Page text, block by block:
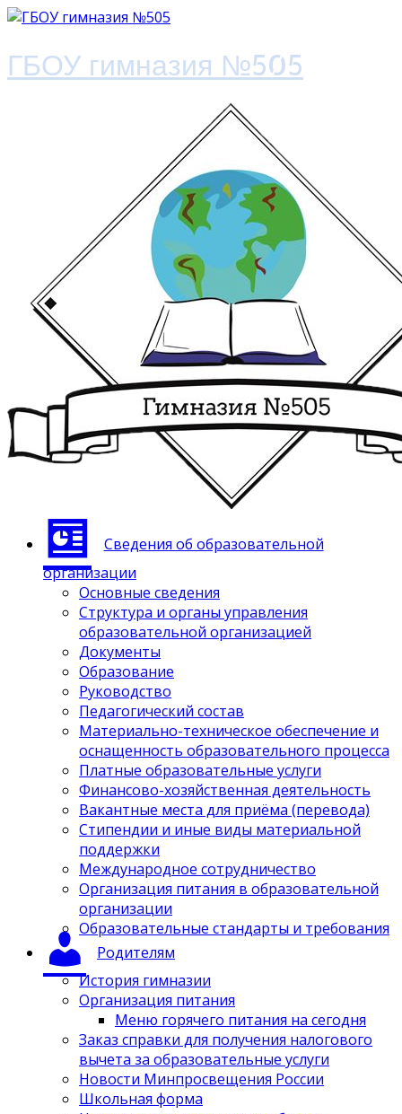
ГБОУ гимназия №505
Сведения об образовательной
организации
Основные сведения
Структура и органы управления
образовательной организацией
Документы
Образование
Руководство
Педагогический состав
Материально-техническое обеспечение и
оснащенность образовательного процесса
Платные образовательные услуги
Финансово-хозяйственная деятельность
Вакантные места для приёма (перевода)
Стипендии и иные виды материальной
поддержки
Международное сотрудничество
Организация питания в образовательной
организации
Образовательные стандарты и требования
Родителям
История гимназии
Организация питания
Меню горячего питания на сегодня
Заказ справки для получения налогового
вычета за образовательные услуги
Новости Минпросвещения России
Школьная форма